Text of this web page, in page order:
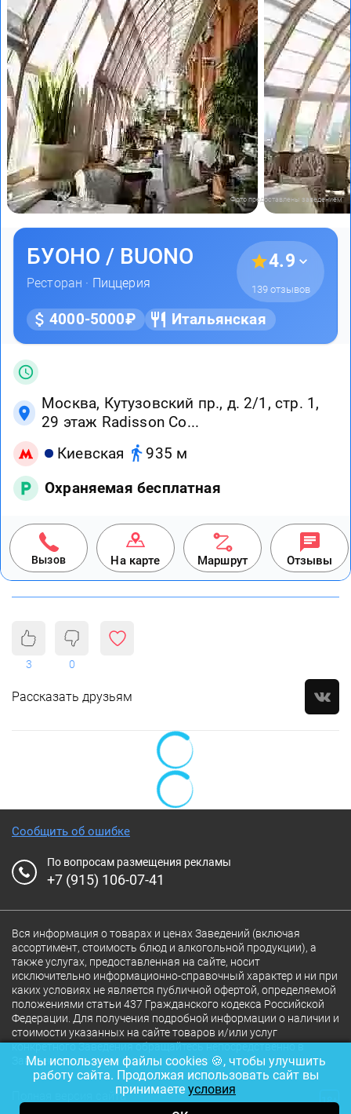
Фото предоставлены заведением
БУОНО / BUONO
Ресторан · Пиццерия
4.9
139 отзывов
4000-5000₽ Итальянская
Москва, Кутузовский пр., д. 2/1, стр. 1,
29 этаж Radisson Co...
Киевская
935 м
Охраняемая бесплатная
Вызов На карте Маршрут Отзывы
3 0
Рассказать друзьям
Сообщить об ошибке
По вопросам размещения рекламы
+7 (915) 106-07-41
Вся информация о товарах и ценах Заведений (включая
ассортимент, стоимость блюд и алкогольной продукции), а
также услугах, предоставленная на сайте, носит
исключительно информационно-справочный характер и ни при
каких условиях не является публичной офертой, определяемой
положениями статьи 437 Гражданского кодекса Российской
Федерации. Для получения подробной информации о наличии и
стоимости указанных на сайте товаров и/или услуг
конкретного Заведения обращайтесь непосредственно в
Заведение.
Полная версия сайта 18+
Мы используем файлы cookies 🍪, чтобы улучшить
работу сайта. Продолжая использовать сайт вы
принимаете условия